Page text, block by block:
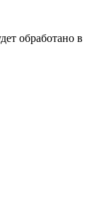
обработано в